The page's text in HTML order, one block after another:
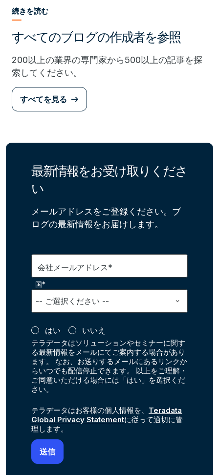
続きを読む
すべてのブログの作成者を参照
200以上の業界の専門家から500以上の記事を探
索してください。
すべてを見る
最新情報をお受け取りくださ
い
メールアドレスをご登録ください。ブ
ログの最新情報をお届けします。
会社メールアドレス*
国*
はい いいえ
テラデータはソリューションやセミナーに関す
る最新情報をメールにてご案内する場合があり
ます。 なお、お送りするメールにあるリンクか
らいつでも配信停止できます。 以上をご理解・
ご同意いただける場合には「はい」を選択くだ
さい。
テラデータはお客様の個人情報を、 Teradata
Global Privacy Statementに従って適切に管
理します。